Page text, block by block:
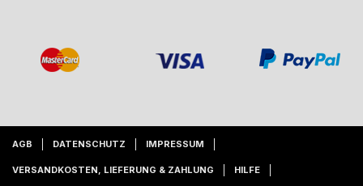
AGB DATENSCHUTZ IMPRESSUM
VERSANDKOSTEN, LIEFERUNG & ZAHLUNG HILFE